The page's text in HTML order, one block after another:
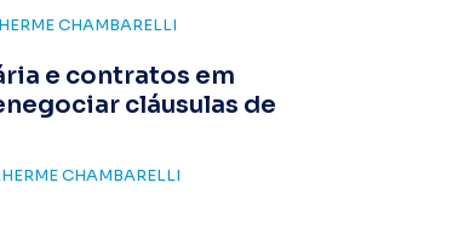
CHAMBARELLI
e contratos em
cláusulas de
CHAMBARELLI